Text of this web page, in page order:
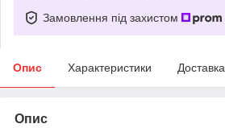
Замовлення під захистом
Опис Характеристики Доставка
Опис